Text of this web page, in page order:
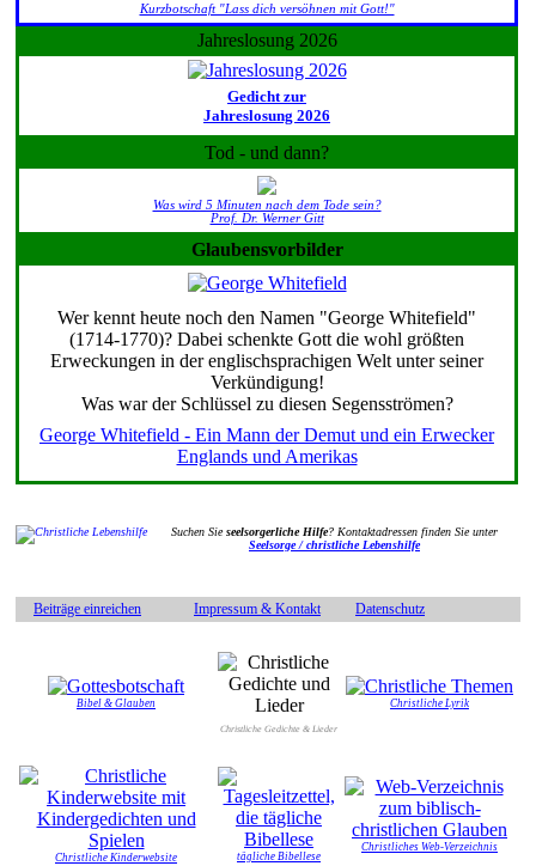
Kurzbotschaft "Lass dich versöhnen mit Gott!"
Jahreslosung 2026
Gedicht zur
Jahreslosung 2026
Tod - und dann?
Was wird 5 Minuten nach dem Tode sein?
Prof. Dr. Werner Gitt
Glaubensvorbilder
Wer kennt heute noch den Namen "George Whitefield"
(1714-1770)? Dabei schenkte Gott die wohl größten
Erweckungen in der englischsprachigen Welt unter seiner
Verkündigung!
Was war der Schlüssel zu diesen Segensströmen?
George Whitefield - Ein Mann der Demut und ein Erwecker
Englands und Amerikas
Suchen Sieseelsorgerliche Hilfe? Kontaktadressen finden Sie unter
Seelsorge / christliche Lebenshilfe
Beiträge einreichen Impressum & Kontakt Datenschutz
Bibel & Glauben
Christliche Gedichte & Lieder
Christliche Lyrik
Christliche Kinderwebsite tägliche Bibellese
Christliches Web-Verzeichnis